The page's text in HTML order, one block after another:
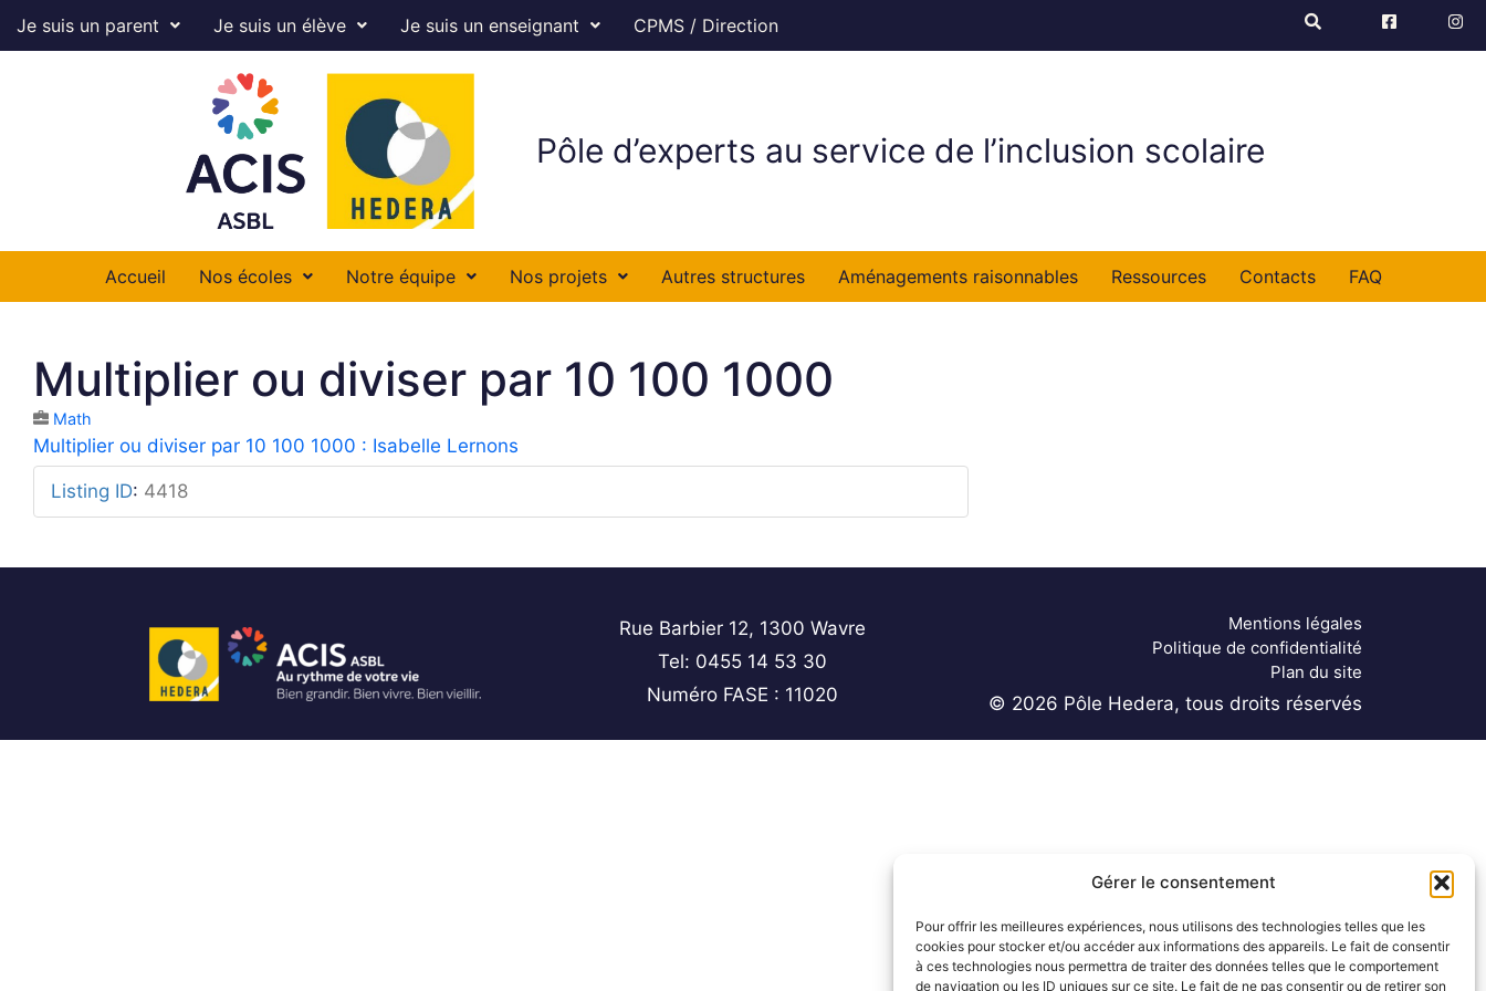
Gérer le consentement
Pour offrir les meilleures expériences, nous utilisons des technologies telles que les
cookies pour stocker et/ou accéder aux informations des appareils. Le fait de consentir
à ces technologies nous permettra de traiter des données telles que le comportement
de navigation ou les ID uniques sur ce site. Le fait de ne pas consentir ou de retirer son
Je suis un parent Je suis un élève Je suis un enseignant CPMS / Direction
Pôle d’experts au service de l’inclusion scolaire
Accueil Nos écoles Notre équipe Nos projets Autres structures Aménagements raisonnables Ressources Contacts FAQ
Multiplier ou diviser par 10 100 1000
Math
Multiplier ou diviser par 10 100 1000 : Isabelle Lernons
Listing ID: 4418
Rue Barbier 12, 1300 Wavre
Tel: 0455 14 53 30
Numéro FASE : 11020
Mentions légales
Politique de confidentialité
Plan du site
© 2026 Pôle Hedera, tous droits réservés